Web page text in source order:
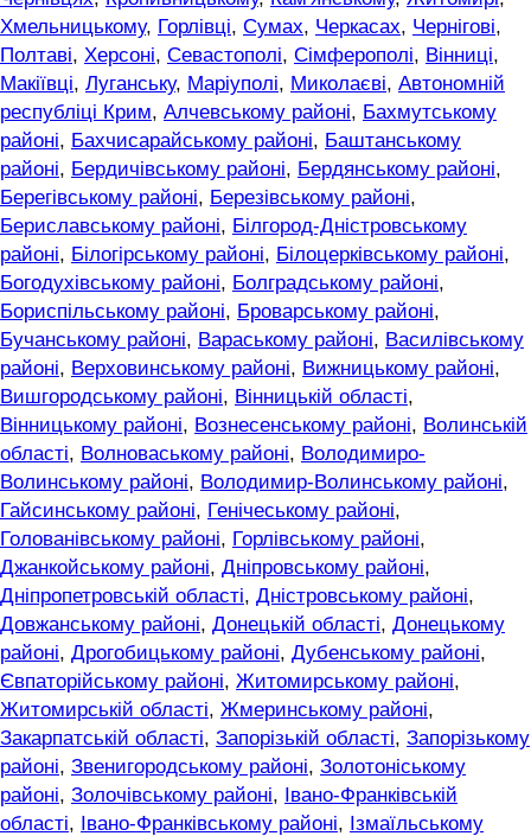
Хмельницькому, Горлівці, Сумах, Черкасах, Чернігові,
Полтаві, Херсоні, Севастополі, Сімферополі, Вінниці,
Макіївці, Луганську, Маріуполі, Миколаєві, Автономній
республіці Крим, Алчевському районі, Бахмутському
районі, Бахчисарайському районі, Баштанському
районі, Бердичівському районі, Бердянському районі,
Берегівському районі, Березівському районі,
Бериславському районі, Білгород-Дністровському
районі, Білогірському районі, Білоцерківському районі,
Богодухівському районі, Болградському районі,
Бориспільському районі, Броварському районі,
Бучанському районі, Вараському районі, Василівському
районі, Верховинському районі, Вижницькому районі,
Вишгородському районі, Вінницькій області,
Вінницькому районі, Вознесенському районі, Волинській
області, Волноваському районі, Володимиро-
Волинському районі, Володимир-Волинському районі,
Гайсинському районі, Генічеському районі,
Голованівському районі, Горлівському районі,
Джанкойському районі, Дніпровському районі,
Дніпропетровській області, Дністровському районі,
Довжанському районі, Донецькій області, Донецькому
районі, Дрогобицькому районі, Дубенському районі,
Євпаторійському районі, Житомирському районі,
Житомирській області, Жмеринському районі,
Закарпатській області, Запорізькій області, Запорізькому
районі, Звенигородському районі, Золотоніському
районі, Золочівському районі,
Івано-Франківській
області, Івано-Франківському районі, Ізмаїльському